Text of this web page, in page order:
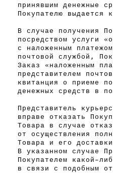
принявшим денежные
Покупателю выдается
В случае получения
посредством услуги
с наложенным
почтовой службой,
Заказ «наложенным
представителем
квитанция о приеме
денежных средств в
Представитель
вправе отказать
Товара в случае
от осуществления
Товара и его
В указанном случае
Покупателем какой-
в связи с подобным